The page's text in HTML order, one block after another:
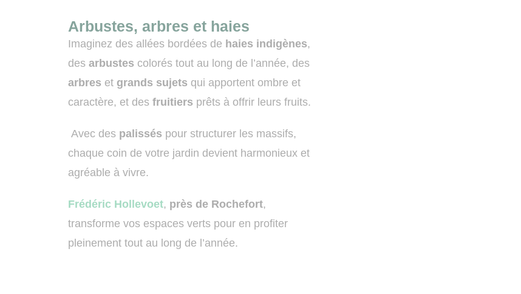
Arbustes, arbres et haies
Imaginez des allées bordées de haies indigènes,
des arbustes colorés tout au long de l’année, des
arbres et grands sujets qui apportent ombre et
caractère, et des fruitiers prêts à offrir leurs fruits.
Avec des palissés pour structurer les massifs,
chaque coin de votre jardin devient harmonieux et
agréable à vivre.
Frédéric Hollevoet, près de Rochefort,
transforme vos espaces verts pour en profiter
pleinement tout au long de l’année.